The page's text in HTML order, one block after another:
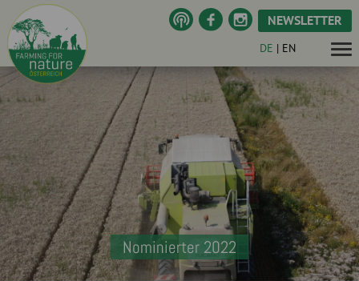
NEWSLETTER
DE | EN
Nominierter 2022